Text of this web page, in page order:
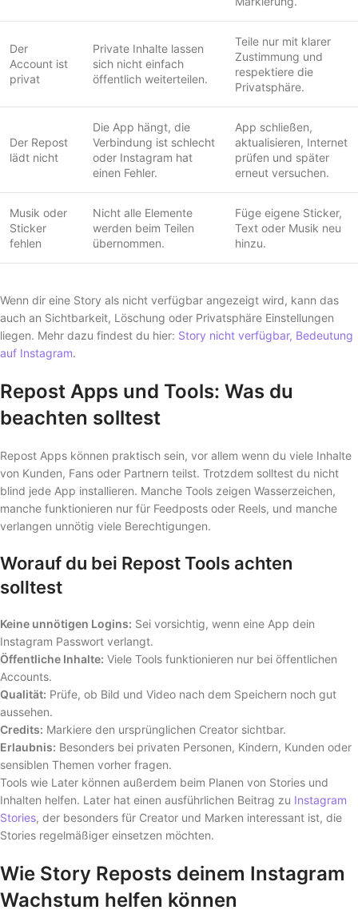
Der
Account ist
privat
Private Inhalte lassen
sich nicht einfach
öffentlich weiterteilen.
Teile nur mit klarer
Zustimmung und
respektiere die
Privatsphäre.
Der Repost
lädt nicht
Die App hängt, die
Verbindung ist schlecht
oder Instagram hat
einen Fehler.
App schließen,
aktualisieren, Internet
prüfen und später
erneut versuchen.
Musik oder
Sticker
fehlen
Nicht alle Elemente
werden beim Teilen
übernommen.
Füge eigene Sticker,
Text oder Musik neu
hinzu.
Wenn dir eine Story als nicht verfügbar angezeigt wird, kann das
auch an Sichtbarkeit, Löschung oder Privatsphäre Einstellungen
liegen. Mehr dazu findest du hier: Story nicht verfügbar, Bedeutung
auf Instagram.
Repost Apps und Tools: Was du
beachten solltest
Repost Apps können praktisch sein, vor allem wenn du viele Inhalte
von Kunden, Fans oder Partnern teilst. Trotzdem solltest du nicht
blind jede App installieren. Manche Tools zeigen Wasserzeichen,
manche funktionieren nur für Feedposts oder Reels, und manche
verlangen unnötig viele Berechtigungen.
Worauf du bei Repost Tools achten
solltest
Keine unnötigen Logins: Sei vorsichtig, wenn eine App dein
Instagram Passwort verlangt.
Öffentliche Inhalte: Viele Tools funktionieren nur bei öffentlichen
Accounts.
Qualität: Prüfe, ob Bild und Video nach dem Speichern noch gut
aussehen.
Credits: Markiere den ursprünglichen Creator sichtbar.
Erlaubnis: Besonders bei privaten Personen, Kindern, Kunden oder
sensiblen Themen vorher fragen.
Tools wie Later können außerdem beim Planen von Stories und
Inhalten helfen. Later hat einen ausführlichen Beitrag zu Instagram
Stories, der besonders für Creator und Marken interessant ist, die
Stories regelmäßiger einsetzen möchten.
Wie Story Reposts deinem Instagram
Wachstum helfen können